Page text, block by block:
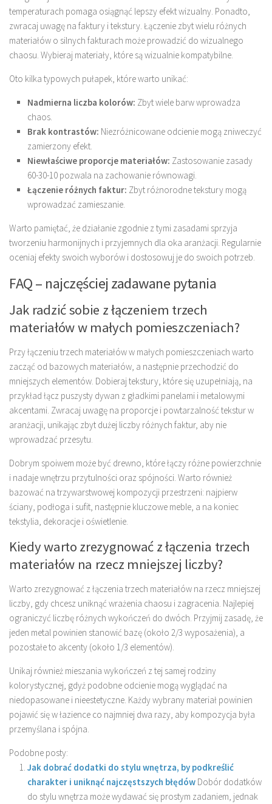
temperaturach pomaga osiągnąć lepszy efekt wizualny. Ponadto,
zwracaj uwagę na faktury i tekstury. Łączenie zbyt wielu różnych
materiałów o silnych fakturach może prowadzić do wizualnego
chaosu. Wybieraj materiały, które są wizualnie kompatybilne.
Oto kilka typowych pułapek, które warto unikać:
Nadmierna liczba kolorów: Zbyt wiele barw wprowadza
chaos.
Brak kontrastów: Niezróżnicowane odcienie mogą zniweczyć
zamierzony efekt.
Niewłaściwe proporcje materiałów: Zastosowanie zasady
60-30-10 pozwala na zachowanie równowagi.
Łączenie różnych faktur: Zbyt różnorodne tekstury mogą
wprowadzać zamieszanie.
Warto pamiętać, że działanie zgodnie z tymi zasadami sprzyja
tworzeniu harmonijnych i przyjemnych dla oka aranżacji. Regularnie
oceniaj efekty swoich wyborów i dostosowuj je do swoich potrzeb.
FAQ – najczęściej zadawane pytania
Jak radzić sobie z łączeniem trzech
materiałów w małych pomieszczeniach?
Przy łączeniu trzech materiałów w małych pomieszczeniach warto
zacząć od bazowych materiałów, a następnie przechodzić do
mniejszych elementów. Dobieraj tekstury, które się uzupełniają, na
przykład łącz puszysty dywan z gładkimi panelami i metalowymi
akcentami. Zwracaj uwagę na proporcje i powtarzalność tekstur w
aranżacji, unikając zbyt dużej liczby różnych faktur, aby nie
wprowadzać przesytu.
Dobrym spoiwem może być drewno, które łączy różne powierzchnie
i nadaje wnętrzu przytulności oraz spójności. Warto również
bazować na trzywarstwowej kompozycji przestrzeni: najpierw
ściany, podłoga i sufit, następnie kluczowe meble, a na koniec
tekstylia, dekoracje i oświetlenie.
Kiedy warto zrezygnować z łączenia trzech
materiałów na rzecz mniejszej liczby?
Warto zrezygnować z łączenia trzech materiałów na rzecz mniejszej
liczby, gdy chcesz uniknąć wrażenia chaosu i zagracenia. Najlepiej
ograniczyć liczbę różnych wykończeń do dwóch. Przyjmij zasadę, że
jeden metal powinien stanowić bazę (około 2/3 wyposażenia), a
pozostałe to akcenty (około 1/3 elementów).
Unikaj również mieszania wykończeń z tej samej rodziny
kolorystycznej, gdyż podobne odcienie mogą wyglądać na
niedopasowane i nieestetyczne. Każdy wybrany materiał powinien
pojawić się w łazience co najmniej dwa razy, aby kompozycja była
przemyślana i spójna.
Podobne posty:
Jak dobrać dodatki do stylu wnętrza, by podkreślić
charakter i uniknąć najczęstszych błędów Dobór dodatków
do stylu wnętrza może wydawać się prostym zadaniem, jednak